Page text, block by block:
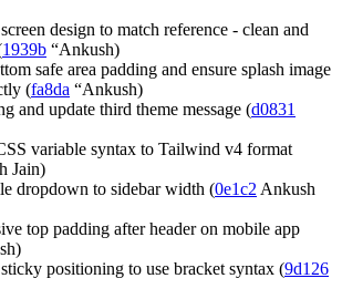
design to match reference - clean and
1939b “Ankush)
safe area padding and ensure splash image
(fa8da “Ankush)
and update third theme message (d0831
variable syntax to Tailwind v4 format
Jain)
dropdown to sidebar width (0e1c2 Ankush
top padding after header on mobile app
positioning to use bracket syntax (9d126